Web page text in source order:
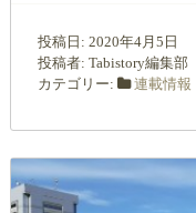
投稿日: 2020年4月5日
投稿者: Tabistory編集部
カテゴリー:
連載情報